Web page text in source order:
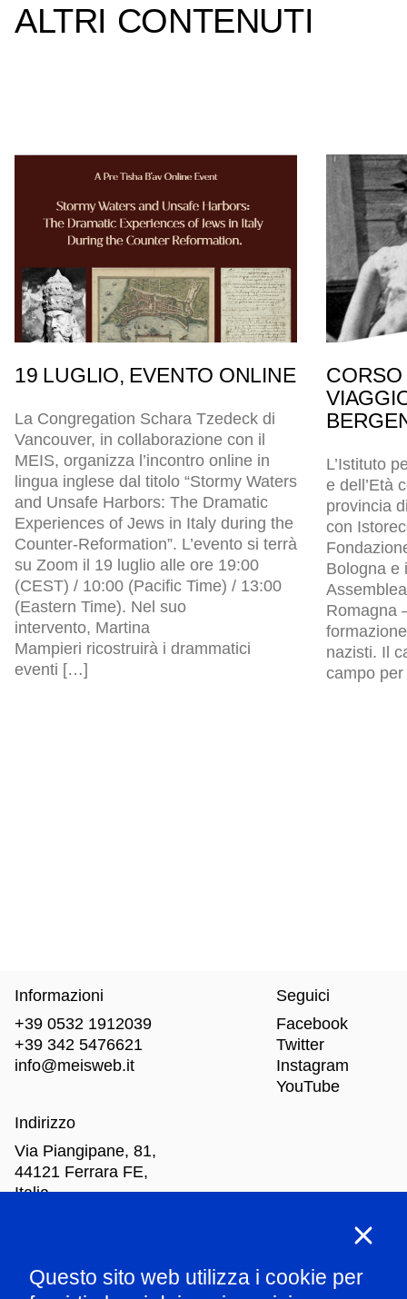
ALTRI CONTENUTI
19 LUGLIO, EVENTO ONLINE
La Congregation Schara Tzedeck di
Vancouver, in collaborazione con il
MEIS, organizza l’incontro online in
lingua inglese dal titolo “Stormy Waters
and Unsafe Harbors: The Dramatic
Experiences of Jews in Italy during the
Counter-Reformation”. L’evento si terrà
su Zoom il 19 luglio alle ore 19:00
(CEST) / 10:00 (Pacific Time) / 13:00
(Eastern Time). Nel suo
intervento, Martina
Mampieri ricostruirà i drammatici
eventi […]
L’Istituto
e dell’Età
provincia
con
Bologna e
Romagna
nazisti. Il
campo
Questo sito web utilizza i cookie per
Informazioni
+39 0532 1912039
+39 342 5476621
info@meisweb.it
Indirizzo
Via Piangipane, 81,
44121 Ferrara FE,
Italia
Seguici
Facebook
Twitter
Instagram
YouTube
Mar-Dom: dalle 10.00 alle 18.00